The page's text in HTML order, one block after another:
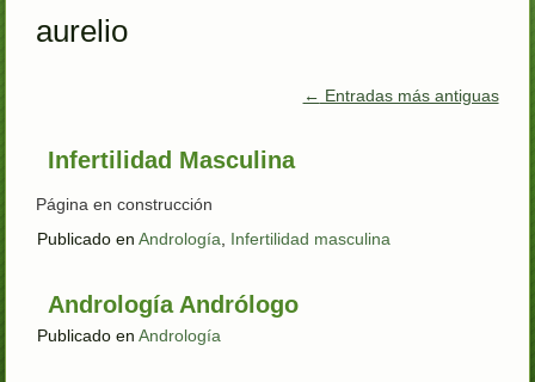
aurelio
← Entradas más antiguas
Infertilidad Masculina
Página en construcción
Publicado en Andrología, Infertilidad masculina
Andrología Andrólogo
Publicado en Andrología